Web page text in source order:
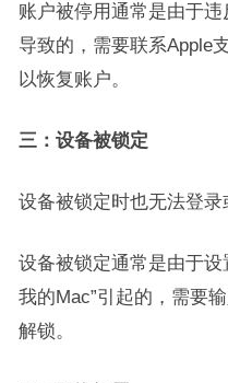
账户被停用通常是由于
导致的，需要联系Apple
以恢复账户。
三：设备被锁定
设备被锁定时也无法登录
设备被锁定通常是由于设
我的Mac”引起的，需要
解锁。